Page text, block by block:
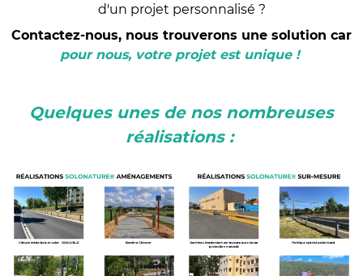
d'un projet personnalisé ?
Contactez-nous, nous trouverons une solution car
pour nous, votre projet est unique !
Quelques unes de nos nombreuses
réalisations :